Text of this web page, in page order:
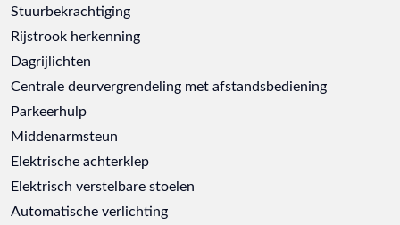
Stuurbekrachtiging
Rijstrook herkenning
Dagrijlichten
Centrale deurvergrendeling met afstandsbediening
Parkeerhulp
Middenarmsteun
Elektrische achterklep
Elektrisch verstelbare stoelen
Automatische verlichting